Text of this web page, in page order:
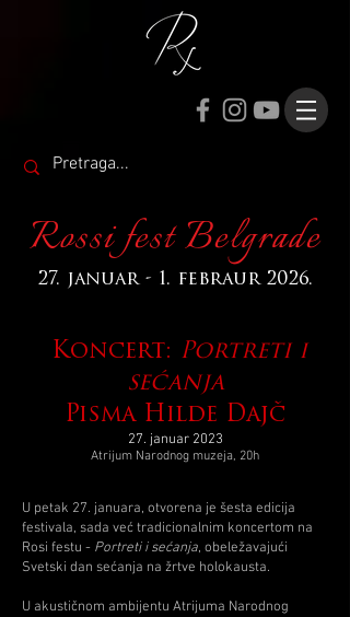
Rossi fest Belgrade
27. januar - 1. febraur 2026.
Koncert: Portreti i
sećanja
Pisma Hilde Dajč
27. januar 2023
Atrijum Narodnog muzeja, 20h
U petak 27. januara, otvorena je šesta edicija
festivala, sada već tradicionalnim koncertom na
Rosi festu - Portreti i sećanja, obeležavajući
Svetski dan sećanja na žrtve holokausta.
U akustičnom ambijentu Atrijuma Narodnog